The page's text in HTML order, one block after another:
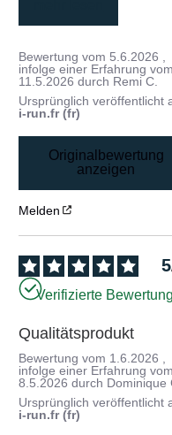
Bewertung vom 5.6.2026
infolge einer Erfahrung
11.5.2026 durch Remi C.
Ursprünglich veröffentlicht
i-run.fr (fr)
Originalbewertung
anzeigen
Melden
5
Verifizierte
Qualitätsprodukt
Bewertung vom 1.6.2026
infolge einer Erfahrung
8.5.2026 durch Dominique
Ursprünglich veröffentlicht
i-run.fr (fr)